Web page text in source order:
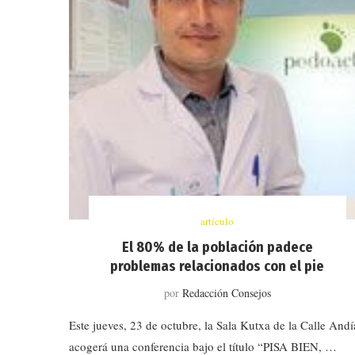
artículo
El 80% de la población padece
problemas relacionados con el pie
por Redacción Consejos
Este jueves, 23 de octubre, la Sala Kutxa de la Calle
acogerá una conferencia bajo el título “PISA BIEN, …